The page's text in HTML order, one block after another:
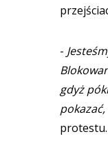
-
gdyż
protestu.